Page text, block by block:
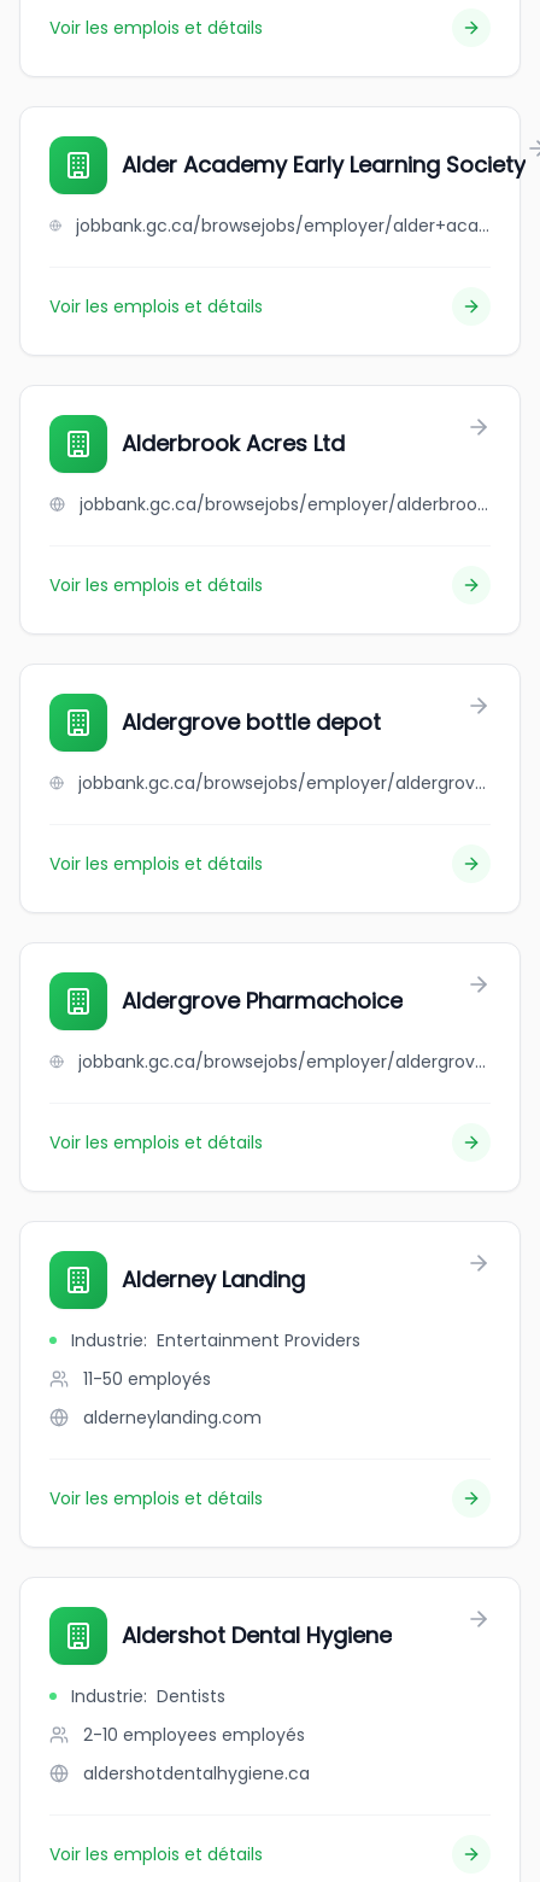
Voir les emplois et détails
Alder Academy Early Learning Society
jobbank.gc.ca/browsejobs/employer/alder+academy+early+learning+society/ca
Voir les emplois et détails
Alderbrook Acres Ltd
jobbank.gc.ca/browsejobs/employer/alderbrook+acres+ltd/ca
Voir les emplois et détails
Aldergrove bottle depot
jobbank.gc.ca/browsejobs/employer/aldergrove+bottle+depot/ca
Voir les emplois et détails
Aldergrove Pharmachoice
jobbank.gc.ca/browsejobs/employer/aldergrove+pharmachoice/ca
Voir les emplois et détails
Alderney Landing
Industrie: Entertainment Providers
11-50 employés
alderneylanding.com
Voir les emplois et détails
Aldershot Dental Hygiene
Industrie: Dentists
2-10 employees employés
aldershotdentalhygiene.ca
Voir les emplois et détails